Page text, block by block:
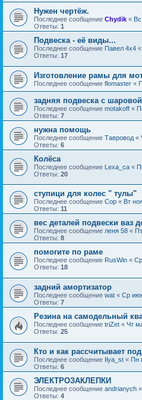
Нужен чертёж.
Последнее сообщение Chydik «
Ответы: 1
Подвеска - её виды...
Последнее сообщение Павел 4х4 «
Ответы: 17
Изготовление рамы для
Последнее сообщение flomaster «
задняя подвеска с
Последнее сообщение motakoff «
Ответы: 7
нужна помощь
Последнее сообщение Тавровод «
Ответы: 6
Колёса
Последнее сообщение Lexa_ca «
Ответы: 20
ступици для колес " тулы"
Последнее сообщение Cop « Вт
Ответы: 11
вес деталей подвески ваз
Последнее сообщение леня 58 «
Ответы: 8
помогите по раме
Последнее сообщение RusWin «
Ответы: 18
задний амортизатор
Последнее сообщение wat « Ср
Ответы: 7
Резина на самодельный
Последнее сообщение triZet « Чт
Ответы: 25
Кто и как рассчитывает
Последнее сообщение Ilya_st « Пн
Ответы: 6
ЭЛЕКТРОЗАКЛЕПКИ
Последнее сообщение andrianych «
Ответы: 4